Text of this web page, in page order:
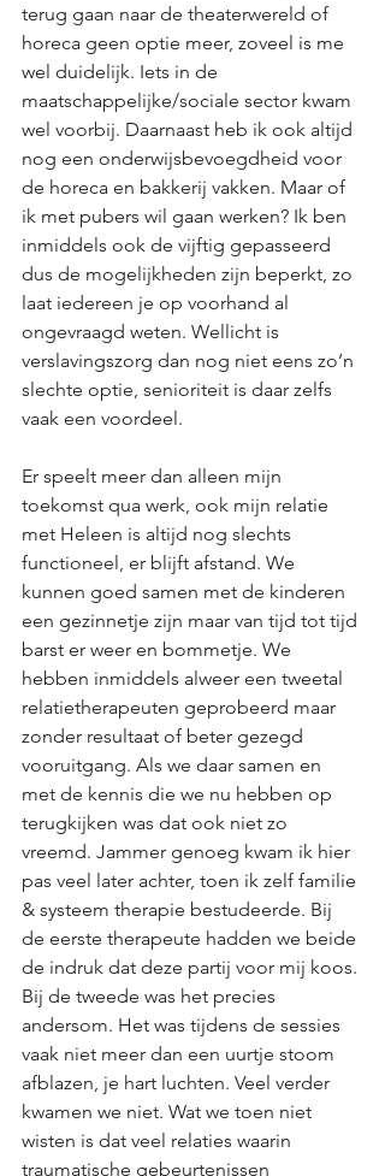
terug gaan naar de theaterwereld of
horeca geen optie meer, zoveel is me
wel duidelijk. Iets in de
maatschappelijke/sociale sector kwam
wel voorbij. Daarnaast heb ik ook altijd
nog een onderwijsbevoegdheid voor
de horeca en bakkerij vakken. Maar of
ik met pubers wil gaan werken? Ik ben
inmiddels ook de vijftig gepasseerd
dus de mogelijkheden zijn beperkt, zo
laat iedereen je op voorhand al
ongevraagd weten. Wellicht is
verslavingszorg dan nog niet eens zo’n
slechte optie, senioriteit is daar zelfs
vaak een voordeel.
Er speelt meer dan alleen mijn
toekomst qua werk, ook mijn relatie
met Heleen is altijd nog slechts
functioneel, er blijft afstand. We
kunnen goed samen met de kinderen
een gezinnetje zijn maar van tijd tot tijd
barst er weer en bommetje. We
hebben inmiddels alweer een tweetal
relatietherapeuten geprobeerd maar
zonder resultaat of beter gezegd
vooruitgang. Als we daar samen en
met de kennis die we nu hebben op
terugkijken was dat ook niet zo
vreemd. Jammer genoeg kwam ik hier
pas veel later achter, toen ik zelf familie
& systeem therapie bestudeerde. Bij
de eerste therapeute hadden we beide
de indruk dat deze partij voor mij koos.
Bij de tweede was het precies
andersom. Het was tijdens de sessies
vaak niet meer dan een uurtje stoom
afblazen, je hart luchten. Veel verder
kwamen we niet. Wat we toen niet
wisten is dat veel relaties waarin
traumatische gebeurtenissen